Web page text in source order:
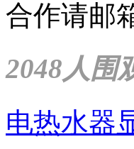
合作请邮
2048人围
电热水器